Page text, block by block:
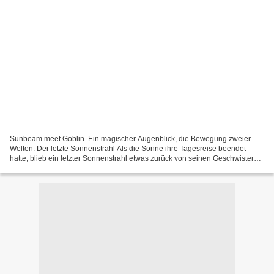
Sunbeam meet Goblin. Ein magischer Augenblick, die Bewegung zweier
Welten. Der letzte Sonnenstrahl Als die Sonne ihre Tagesreise beendet
hatte, blieb ein letzter Sonnenstrahl etwas zurück von seinen Geschwistern.